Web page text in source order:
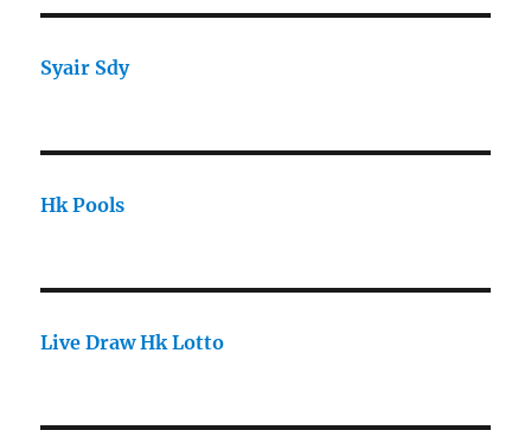
Syair Sdy
Hk Pools
Live Draw Hk Lotto